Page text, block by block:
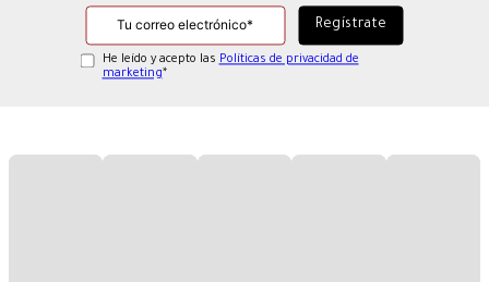
He leído y acepto las Políticas de privacidad de
marketing*